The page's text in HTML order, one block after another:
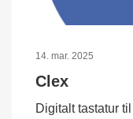
14. mar. 2025
Clex
Digitalt tastatur